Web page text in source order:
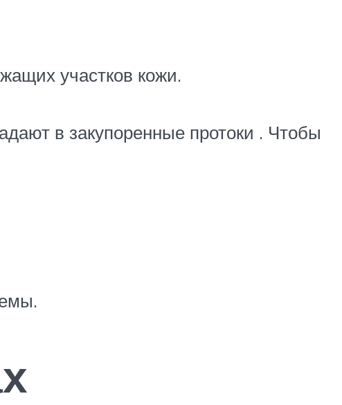
участков кожи.
в закупоренные протоки . Чтобы